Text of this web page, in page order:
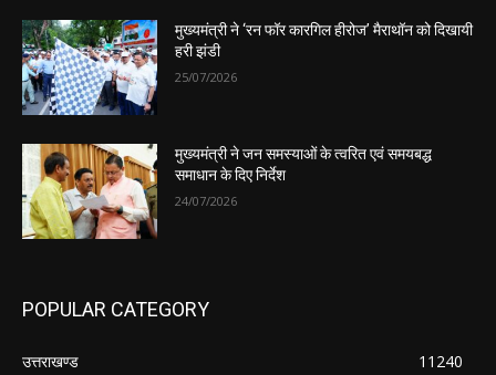
मुख्यमंत्री ने ‘रन फॉर कारगिल हीरोज’ मैराथॉन को दिखायी
हरी झंडी
25/07/2026
मुख्यमंत्री ने जन समस्याओं के त्वरित एवं समयबद्ध
समाधान के दिए निर्देश
24/07/2026
POPULAR CATEGORY
उत्तराखण्ड
11240